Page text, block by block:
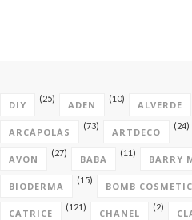
DIY
(25)
ADEN
(10)
ALVERDE
ARCÁPOLÁS
(73)
ARTDECO
(24)
AVON
(27)
BABA
(11)
BARRY
BIODERMA
(15)
BOMB
CATRICE
(121)
CHANEL
(2)